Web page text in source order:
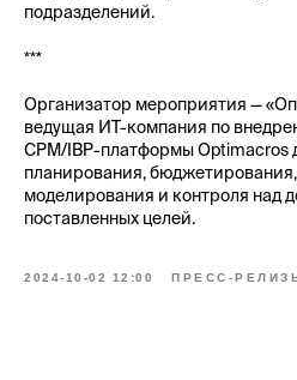
подразделений.
***
Организатор мероприятия —
ведущая ИТ-компания по
CPM/IBP-платформы Optimacros
планирования,
моделирования и контроля над
поставленных целей.
2024-10-02 12:00 ПРЕСС-